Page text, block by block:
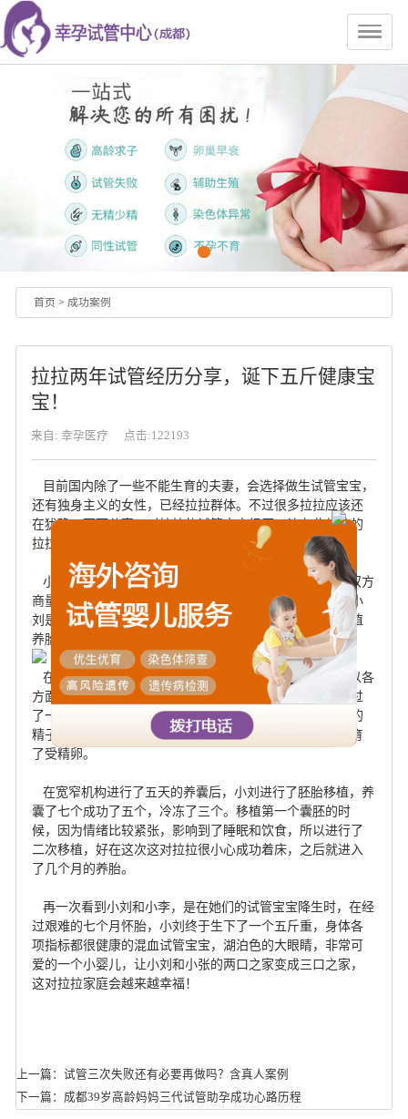
首页 > 成功案例
拉拉两年试管经历分享，诞下五斤健康宝
宝！
来自: 幸孕医疗 点击:122193
目前国内除了一些不能生育的夫妻，会选择做生试管宝宝，
还有独身主义的女性，已经拉拉群体。不过很多拉拉应该还
在犹豫，下面分享一对拉拉的试管宝宝经历，让有此想法的
拉拉朋友们多个参考。
小刘和小李是一对北漂拉拉，在双方确定关系后五年，双方
商量下决定做试管婴儿，生下来后两个人一起抚养。因为小
刘是比较喜欢孩子的，所以双方协商之后，决定小刘做移植
养胎。
在宽窄优孕小李做了全面的检查，因为刚好在孕龄，所以各
方面没什么问题，在排卵的过程也非常顺利；两个人在经过
了一段时间的精子筛选后，选择了俄罗斯一位高学历男性的
精子。后宽窄就对外国精子和小刘的卵子进行了匹配，培育
了受精卵。
在宽窄机构进行了五天的养囊后，小刘进行了胚胎移植，养
囊了七个成功了五个，冷冻了三个。移植第一个囊胚的时
候，因为情绪比较紧张，影响到了睡眠和饮食，所以进行了
二次移植，好在这次这对拉拉很小心成功着床，之后就进入
了几个月的养胎。
再一次看到小刘和小李，是在她们的试管宝宝降生时，在经
过艰难的七个月怀胎，小刘终于生下了一个五斤重，身体各
项指标都很健康的混血试管宝宝，湖泊色的大眼睛，非常可
爱的一个小婴儿，让小刘和小张的两口之家变成三口之家，
这对拉拉家庭会越来越幸福！
上一篇：试管三次失败还有必要再做吗？含真人案例
下一篇：成都39岁高龄妈妈三代试管助孕成功心路历程